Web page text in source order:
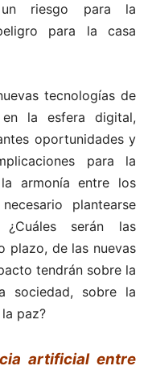
riesgo para la
para la casa
tecnologías de
en la esfera digital,
oportunidades y
para la
armonía entre los
plantearse
¿Cuáles serán las
plazo, de las nuevas
tendrán sobre la
sociedad, sobre la
paz?
artificial entre